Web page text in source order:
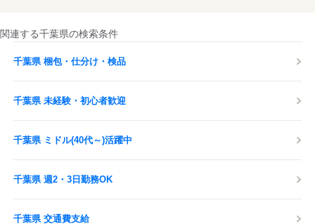
関連する千葉県の検索条件
千葉県 梱包・仕分け・検品
千葉県 未経験・初心者歓迎
千葉県 ミドル(40代～)活躍中
千葉県 週2・3日勤務OK
千葉県 交通費支給